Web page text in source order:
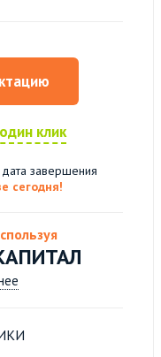
клик
завершения
сегодня!